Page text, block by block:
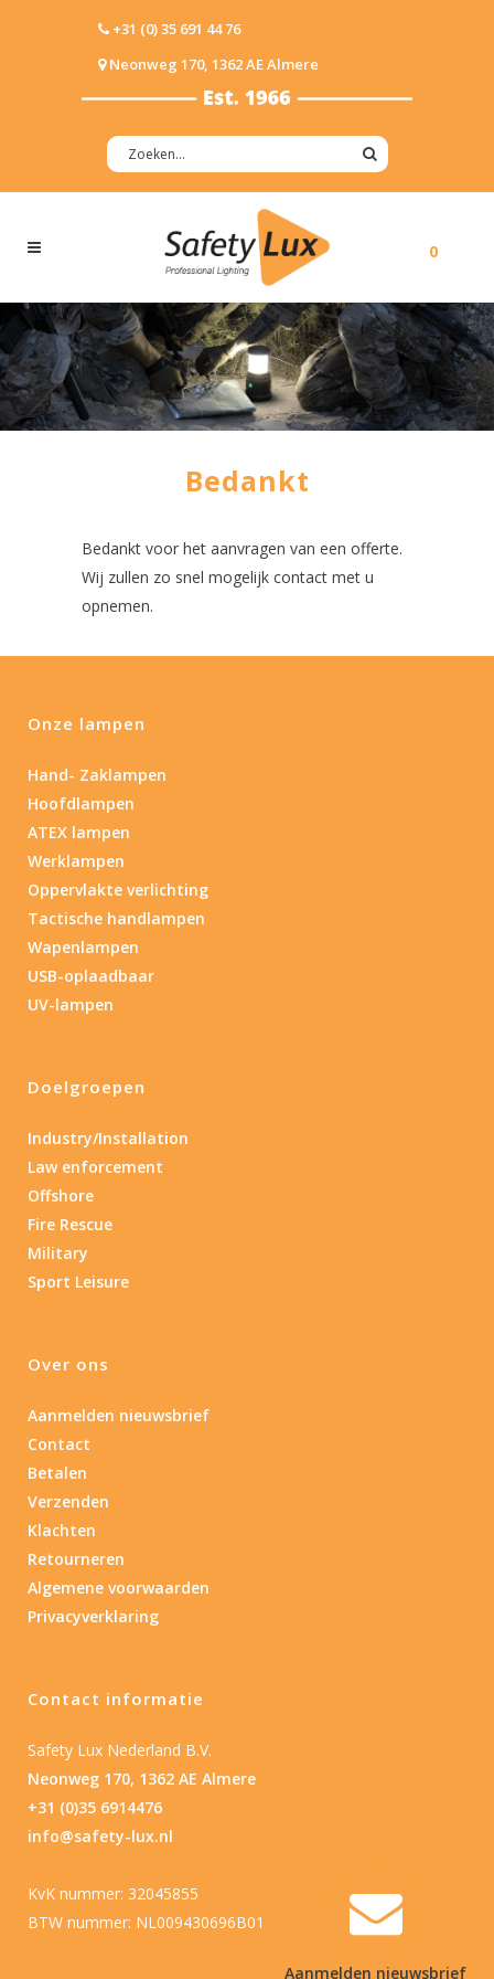
+31 (0) 35 691 44 76
Neonweg 170, 1362 AE Almere
0
Aanmelden nieuwsbrief
Bedankt
Bedankt voor het aanvragen van een offerte.
Wij zullen zo snel mogelijk contact met u
opnemen.
Onze lampen
Hand- Zaklampen
Hoofdlampen
ATEX lampen
Werklampen
Oppervlakte verlichting
Tactische handlampen
Wapenlampen
USB-oplaadbaar
UV-lampen
Doelgroepen
Industry/Installation
Law enforcement
Offshore
Fire Rescue
Military
Sport Leisure
Over ons
Aanmelden nieuwsbrief
Contact
Betalen
Verzenden
Klachten
Retourneren
Algemene voorwaarden
Privacyverklaring
Contact informatie
Safety Lux Nederland B.V.
Neonweg 170, 1362 AE Almere
+31 (0)35 6914476
info@safety-lux.nl
KvK nummer: 32045855
BTW nummer: NL009430696B01